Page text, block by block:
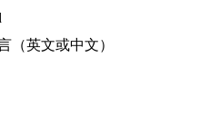
（英文或中文）